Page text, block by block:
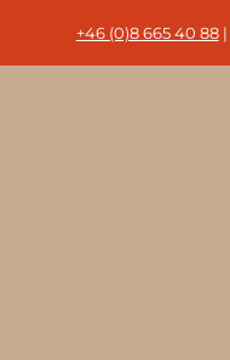
+46 (0)8 665 40 88|